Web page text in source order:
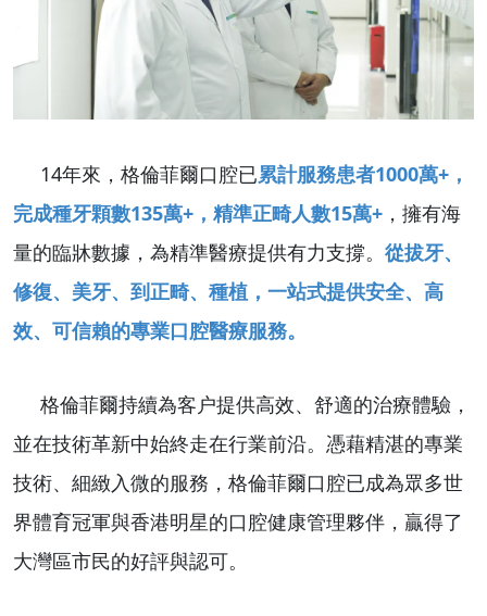
14年來，格倫菲爾口腔已累計服務患者1000萬+，
完成種牙顆數135萬+，精準正畸人數15萬+ ，擁有海
量的臨牀數據，為精準醫療提供有力支撐。 從拔牙、
修復、美牙、到正畸、種植，一站式提供安全、高
效、可信賴的專業口腔醫療服務。
格倫菲爾持續為客户提供高效、舒適的治療體驗，
並在技術革新中始終走在行業前沿。憑藉精湛的專業
技術、細緻入微的服務，格倫菲爾口腔已成為眾多世
界體育冠軍與香港明星的口腔健康管理夥伴，贏得了
大灣區市民的好評與認可。